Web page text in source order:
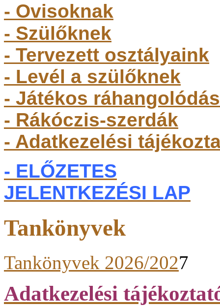
- Ovisoknak
- Szülőknek
- Tervezett osztályaink
- Levél a szülőknek
- Játékos ráhangolódás
- Rákóczis-szerdák
- Adatkezelési
- ELŐZETES
JELENTKEZÉSI LAP
Tankönyvek
Tankönyvek 2026/2027
Adatkezelési